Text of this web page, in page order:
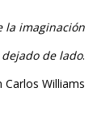
la imaginación
de lado.
Carlos Williams